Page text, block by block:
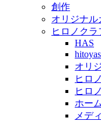
創作
オリジナル
ヒロノクラ
HAS
オリ
ヒロ
ヒロ
ホー
メデ